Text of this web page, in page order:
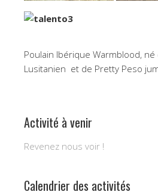
Poulain Ibérique Warmblood,
Lusitanien et de Pretty Peso
Activité à venir
Revenez nous voir !
Calendrier des activités